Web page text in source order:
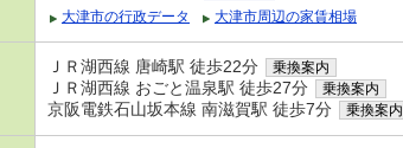
大津市の行政データ
大津市周辺の家賃相場
ＪＲ湖西線 唐崎駅 徒歩22分 乗換案内
ＪＲ湖西線 おごと温泉駅 徒歩27分 乗換案内
京阪電鉄石山坂本線 南滋賀駅 徒歩7分 乗換案内